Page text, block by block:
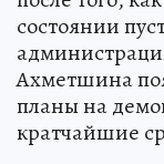
состоянии
Ахметшина
планы на
кратчайшие